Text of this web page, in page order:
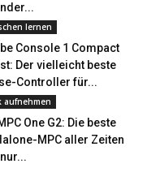
lernen
Console 1 Compact
Der vielleicht beste
Controller für...
aufnehmen
One G2: Die beste
MPC aller Zeiten